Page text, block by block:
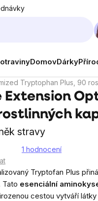
DomovDárky
Tryptophan Plus, 90
Extension
stravy
1 hodnocení
Tryptofan Plus
Tato esenciální
cestou vytváří